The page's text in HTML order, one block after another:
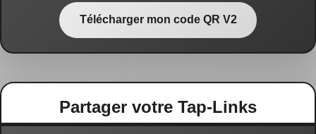
Télécharger mon code QR V2
Partager votre Tap-Links